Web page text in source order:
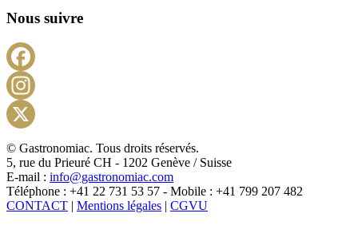
Nous suivre
X
© Gastronomiac. Tous droits réservés.
5, rue du Prieuré CH - 1202 Genève / Suisse
E-mail : info@gastronomiac.com
Téléphone : +41 22 731 53 57 - Mobile : +41 799 207 482
CONTACT | Mentions légales | CGVU